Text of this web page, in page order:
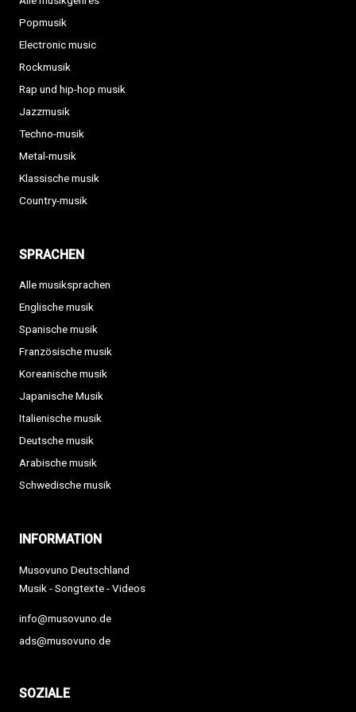
Popmusik
Electronic music
Rockmusik
Rap und hip-hop musik
Jazzmusik
Techno-musik
Metal-musik
Klassische musik
Country-musik
SPRACHEN
Alle musiksprachen
Englische musik
Spanische musik
Französische musik
Koreanische musik
Japanische Musik
Italienische musik
Deutsche musik
Arabische musik
Schwedische musik
INFORMATION
Musovuno Deutschland
Musik - Songtexte - Videos
info@musovuno.de
ads@musovuno.de
SOZIALE